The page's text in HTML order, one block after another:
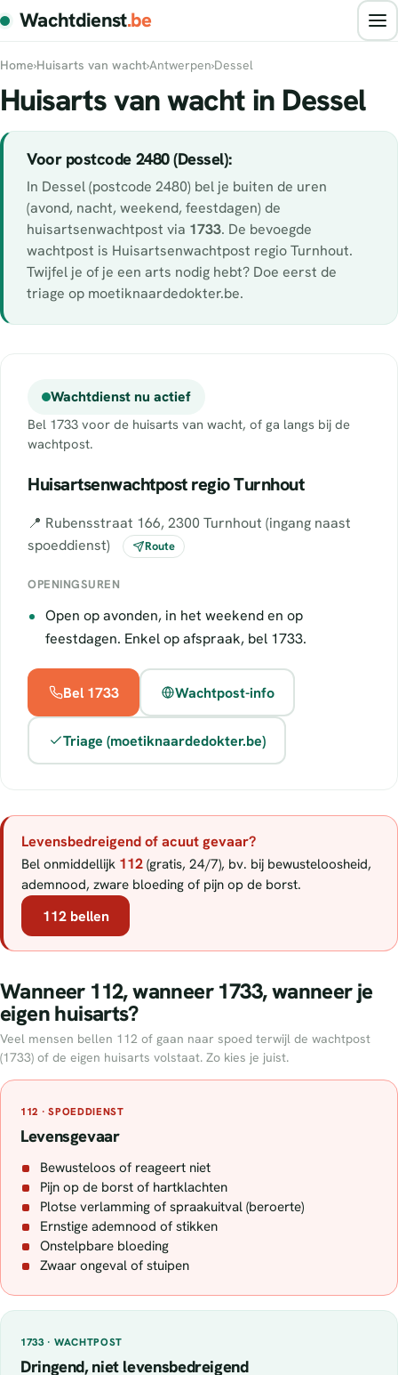
Wachtdienst.be
Home›Huisarts van wacht›Antwerpen›Dessel
Huisarts van wacht in Dessel
Voor postcode 2480 (Dessel):
In Dessel (postcode 2480) bel je buiten de uren
(avond, nacht, weekend, feestdagen) de
huisartsenwachtpost via 1733. De bevoegde
wachtpost is Huisartsenwachtpost regio Turnhout.
Twijfel je of je een arts nodig hebt? Doe eerst de
triage op moetiknaardedokter.be.
Wachtdienst nu actief
Bel 1733 voor de huisarts van wacht, of ga langs bij de
wachtpost.
Huisartsenwachtpost regio Turnhout
📍 Rubensstraat 166, 2300 Turnhout (ingang naast
spoeddienst)
Route
OPENINGSUREN
Open op avonden, in het weekend en op
feestdagen. Enkel op afspraak, bel 1733.
Bel 1733 Wachtpost-info
Triage (moetiknaardedokter.be)
Levensbedreigend of acuut gevaar?
Bel onmiddellijk 112 (gratis, 24/7), bv. bij bewusteloosheid,
ademnood, zware bloeding of pijn op de borst.
112 bellen
Wanneer 112, wanneer 1733, wanneer je
eigen huisarts?
Veel mensen bellen 112 of gaan naar spoed terwijl de wachtpost
(1733) of de eigen huisarts volstaat. Zo kies je juist.
112 · SPOEDDIENST
Levensgevaar
Bewusteloos of reageert niet
Pijn op de borst of hartklachten
Plotse verlamming of spraakuitval (beroerte)
Ernstige ademnood of stikken
Onstelpbare bloeding
Zwaar ongeval of stuipen
1733 · WACHTPOST
Dringend, niet levensbedreigend